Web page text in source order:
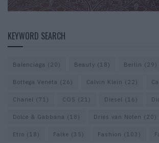
KEYWORD SEARCH
Balenciaga (20) Beauty (18) Berlin (29)
Bottega Veneta (26) Calvin Klein (22)
Chanel (71) COS (21) Diesel (16)
Dolce & Gabbana (18) Dries van Noten (20)
Etro (18) Falke (35) Fashion (103)